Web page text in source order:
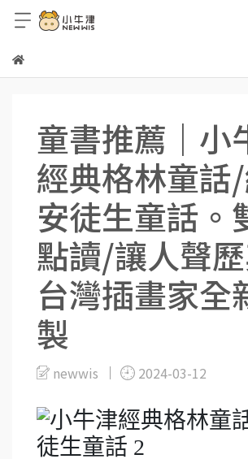
童書推薦｜小
經典格林童話
安徒生童話。
點讀/讓人聲
台灣插畫家全
製
newwis 2024-03-12